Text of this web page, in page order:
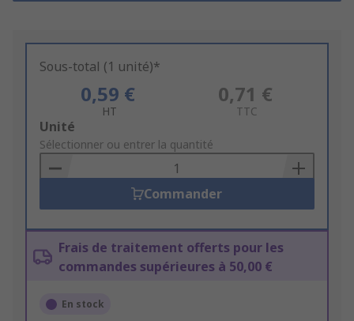
Sous-total (1 unité)*
0,59 €
HT
0,71 €
TTC
Add
to
Basket
Unité
Sélectionner ou entrer la quantité
Commander
Frais de traitement offerts pour les
commandes supérieures à 50,00 €
En stock